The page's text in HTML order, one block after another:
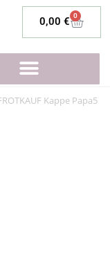
0,00 € 0
Kappe Papa5